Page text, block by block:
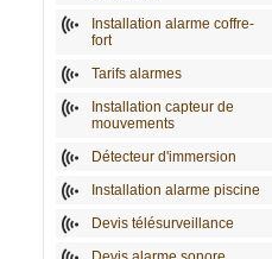
Installation alarme coffre-
fort
Tarifs alarmes
Installation capteur de
mouvements
Détecteur d'immersion
Installation alarme piscine
Devis télésurveillance